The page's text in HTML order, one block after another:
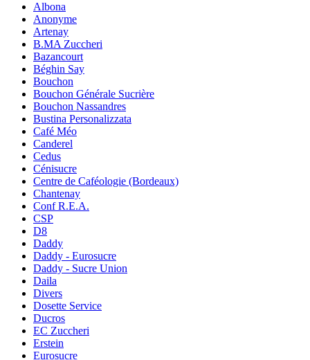
Albona
Anonyme
Artenay
B.MA Zuccheri
Bazancourt
Béghin Say
Bouchon
Bouchon Générale Sucrière
Bouchon Nassandres
Bustina Personalizzata
Café Méo
Canderel
Cedus
Cénisucre
Centre de Caféologie (Bordeaux)
Chantenay
Conf R.E.A.
CSP
D8
Daddy
Daddy - Eurosucre
Daddy - Sucre Union
Daila
Divers
Dosette Service
Ducros
EC Zuccheri
Erstein
Eurosucre